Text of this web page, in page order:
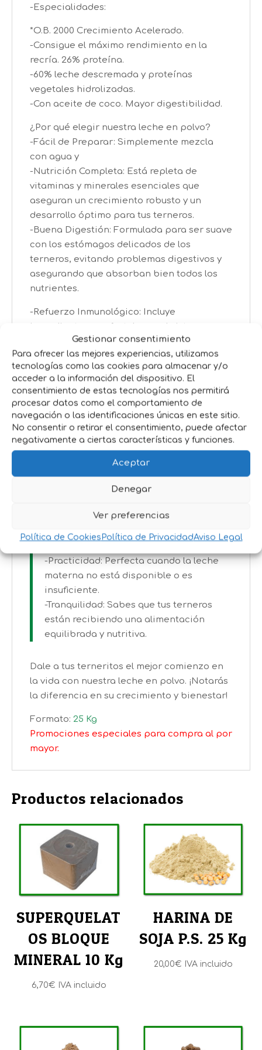
Gestionar consentimiento
Para ofrecer las mejores experiencias, utilizamos
tecnologías como las cookies para almacenar y/o
acceder a la información del dispositivo. El
consentimiento de estas tecnologías nos permitirá
procesar datos como el comportamiento de
navegación o las identificaciones únicas en este sitio.
No consentir o retirar el consentimiento, puede afectar
negativamente a ciertas características y funciones.
Aceptar
Denegar
Ver preferencias
Política de Cookies Política de PrivacidadAviso Legal
-Especialidades:
*O.B. 2000 Crecimiento Acelerado.
-Consigue el máximo rendimiento en la
recría. 26% proteína.
-60% leche descremada y proteínas
vegetales hidrolizadas.
-Con aceite de coco. Mayor digestibilidad.
¿Por qué elegir nuestra leche en polvo?
-Fácil de Preparar: Simplemente mezcla
con agua y
-Nutrición Completa: Está repleta de
vitaminas y minerales esenciales que
aseguran un crecimiento robusto y un
desarrollo óptimo para tus terneros.
-Buena Digestión: Formulada para ser suave
con los estómagos delicados de los
terneros, evitando problemas digestivos y
asegurando que absorban bien todos los
nutrientes.
-Refuerzo Inmunológico: Incluye
ingredientes que fortalecen el sistema
inmunológico de tus terneros,
manteniéndolos fuertes y saludables.
-Sabor Agradable: A los terneros les
encanta su sabor, por lo que la tomarán con
gusto y sin problemas.
-Larga Duración: La leche en polvo tiene
una vida útil más larga que la líquida, así que
siempre tendrás a mano una opción
nutritiva para tus terneros.
-Crecimiento Saludable: Proporciona
todos los nutrientes necesarios para que
-Practicidad: Perfecta cuando la leche
materna no está disponible o es
insuficiente.
-Tranquilidad: Sabes que tus terneros
están recibiendo una alimentación
equilibrada y nutritiva.
Dale a tus terneritos el mejor comienzo en
la vida con nuestra leche en polvo. ¡Notarás
la diferencia en su crecimiento y bienestar!
Formato: 25 Kg
Promociones especiales para compra al por
mayor.
Productos relacionados
SUPERQUELAT
OS BLOQUE
MINERAL 10 Kg
6,70€ IVA incluido
HARINA DE
SOJA P.S. 25 Kg
20,00€ IVA incluido